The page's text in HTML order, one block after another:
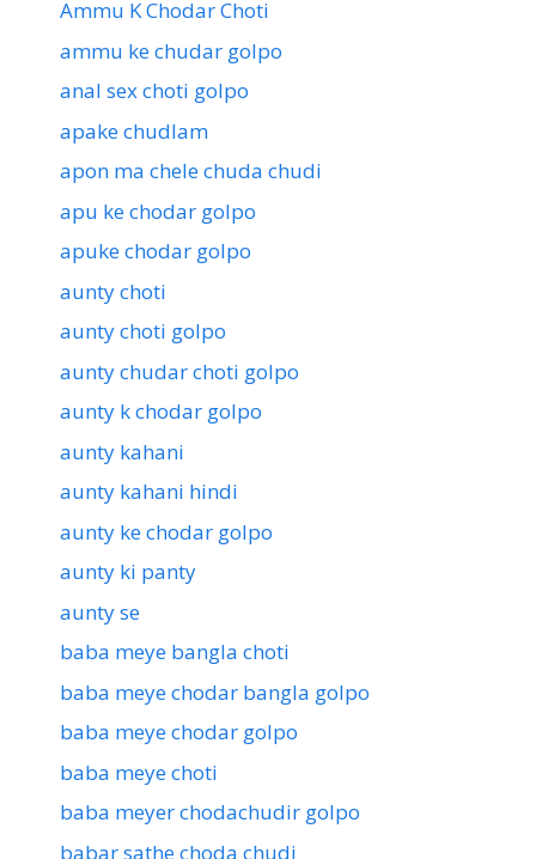
Ammu K Chodar Choti
ammu ke chudar golpo
anal sex choti golpo
apake chudlam
apon ma chele chuda chudi
apu ke chodar golpo
apuke chodar golpo
aunty choti
aunty choti golpo
aunty chudar choti golpo
aunty k chodar golpo
aunty kahani
aunty kahani hindi
aunty ke chodar golpo
aunty ki panty
aunty se
baba meye bangla choti
baba meye chodar bangla golpo
baba meye chodar golpo
baba meye choti
baba meyer chodachudir golpo
babar sathe choda chudi